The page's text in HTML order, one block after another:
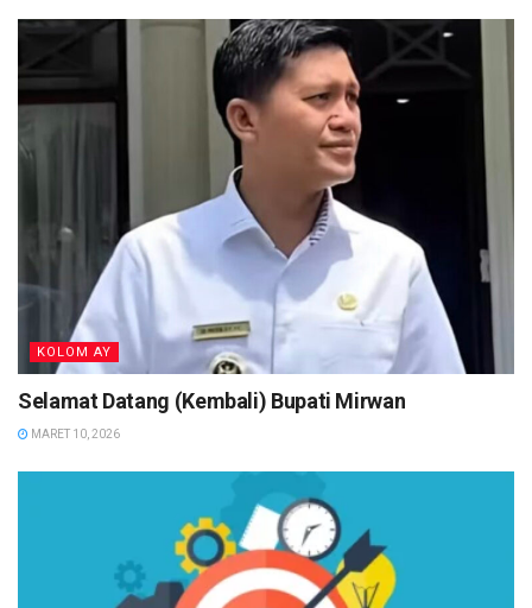
KOLOM AY
Selamat Datang (Kembali) Bupati Mirwan
MARET 10, 2026